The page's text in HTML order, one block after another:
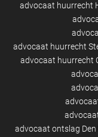
advocaat huurrecht
advocaat huurrecht
advocaat huurrecht
advocaat ontslag Den